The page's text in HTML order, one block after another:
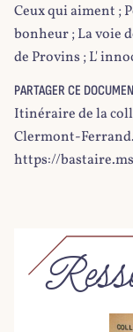
Ceux qui aiment ;
bonheur ; La voie
de Provins ; L'
PARTAGER CE
Itinéraire de la
Clermont-Ferrand.
https://